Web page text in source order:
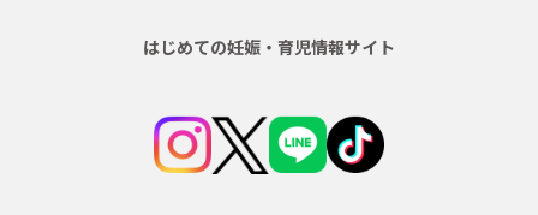
はじめての妊娠・育児情報サイト